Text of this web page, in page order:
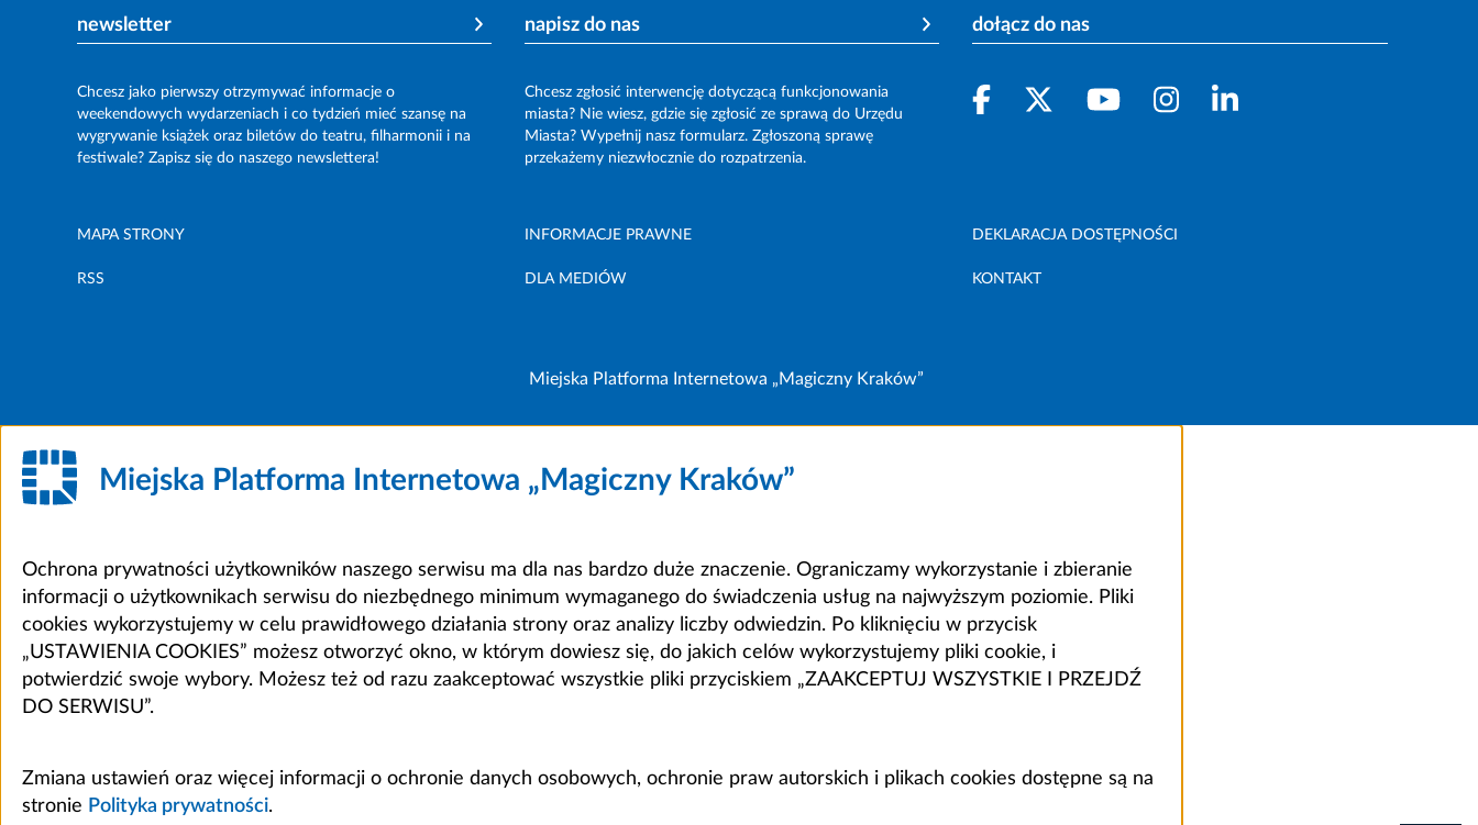
newsletter
Chcesz jako pierwszy otrzymywać informacje o
weekendowych wydarzeniach i co tydzień mieć szansę na
wygrywanie książek oraz biletów do teatru, filharmonii i na
festiwale? Zapisz się do naszego newslettera!
napisz do nas
Chcesz zgłosić interwencję dotyczącą funkcjonowania
miasta? Nie wiesz, gdzie się zgłosić ze sprawą do Urzędu
Miasta? Wypełnij nasz formularz. Zgłoszoną sprawę
przekażemy niezwłocznie do rozpatrzenia.
dołącz do nas
MAPA STRONY INFORMACJE PRAWNE DEKLARACJA DOSTĘPNOŚCI
RSS DLA MEDIÓW KONTAKT
Miejska Platforma Internetowa „Magiczny Kraków”
Miejska Platforma Internetowa „Magiczny Kraków”
Ochrona prywatności użytkowników naszego serwisu ma dla nas bardzo duże znaczenie. Ograniczamy wykorzystanie i zbieranie
informacji o użytkownikach serwisu do niezbędnego minimum wymaganego do świadczenia usług na najwyższym poziomie. Pliki
cookies wykorzystujemy w celu prawidłowego działania strony oraz analizy liczby odwiedzin. Po kliknięciu w przycisk
„USTAWIENIA COOKIES” możesz otworzyć okno, w którym dowiesz się, do jakich celów wykorzystujemy pliki cookie, i
potwierdzić swoje wybory. Możesz też od razu zaakceptować wszystkie pliki przyciskiem „ZAAKCEPTUJ WSZYSTKIE I PRZEJDŹ
DO SERWISU”.
Zmiana ustawień oraz więcej informacji o ochronie danych osobowych, ochronie praw autorskich i plikach cookies dostępne są na
stronie Polityka prywatności.